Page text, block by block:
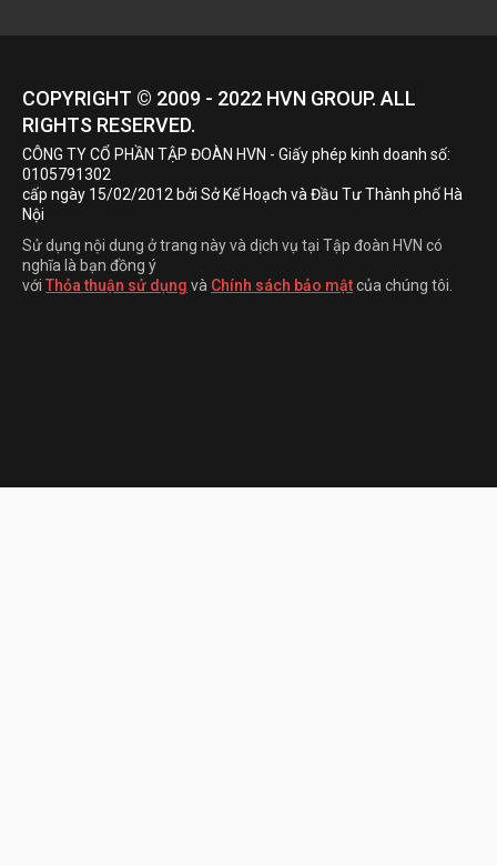
COPYRIGHT © 2009 - 2022 HVN GROUP. ALL
RIGHTS RESERVED.
CÔNG TY CỔ PHẦN TẬP ĐOÀN HVN - Giấy phép kinh doanh số:
0105791302
cấp ngày 15/02/2012 bởi Sở Kế Hoạch và Đầu Tư Thành phố Hà
Nội
Sử dụng nội dung ở trang này và dịch vụ tại Tập đoàn HVN có
nghĩa là bạn đồng ý
với Thỏa thuận sử dụng và Chính sách bảo mậtcủa chúng tôi.